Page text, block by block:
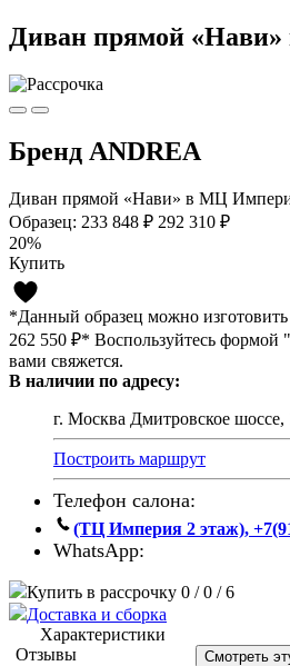
Диван прямой
Бренд ANDREA
Диван прямой «Нави» в МЦ
Образец: 233 848 ₽ 292 310 ₽
20%
Купить
*Данный образец можно изготовить
262 550 ₽* Воспользуйтесь формой
вами свяжется.
В наличии по адресу:
г. Москва Дмитровское шоссе,
Построить маршрут
Телефон салона:
(ТЦ Империя 2 этаж),
WhatsApp:
Купить в рассрочку 0 / 0 / 6
Доставка и сборка
Характеристики
Отзывы
Смотреть